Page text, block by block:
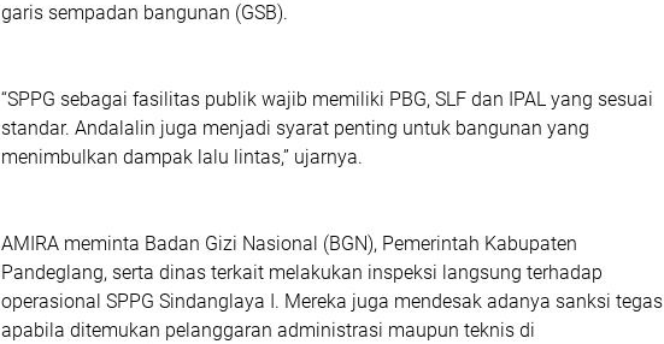
garis sempadan bangunan (GSB).
“SPPG sebagai fasilitas publik wajib memiliki PBG, SLF dan IPAL yang sesuai
standar. Andalalin juga menjadi syarat penting untuk bangunan yang
menimbulkan dampak lalu lintas,” ujarnya.
AMIRA meminta Badan Gizi Nasional (BGN), Pemerintah Kabupaten
Pandeglang, serta dinas terkait melakukan inspeksi langsung terhadap
operasional SPPG Sindanglaya I. Mereka juga mendesak adanya sanksi tegas
apabila ditemukan pelanggaran administrasi maupun teknis di